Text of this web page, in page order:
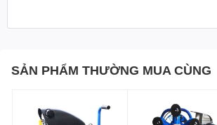
SẢN PHẨM THƯỜNG MUA CÙNG